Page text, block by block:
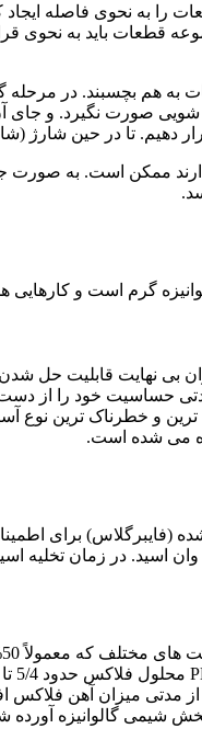
را به نحوی فاصله
قطعات باید به نحوی
به هم بچسبند. در
صورت نگیرد. و جای
دهیم. تا در حین شارژ
ممکن است. به صورت
گرم است و
بی نهایت قابلیت حل
حساسیت خود را از دست
و خطرناک ترین نوع
می شده است.
برای
در زمان تخلیه
شیمی گالوانیزه